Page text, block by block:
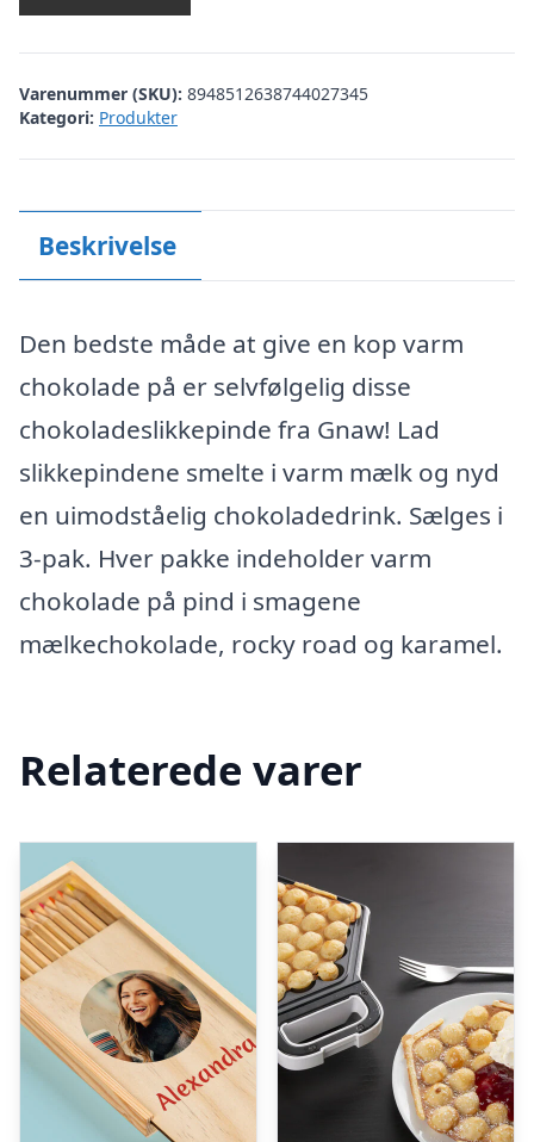
Varenummer (SKU): 8948512638744027345
Kategori: Produkter
Beskrivelse
Den bedste måde at give en kop varm
chokolade på er selvfølgelig disse
chokoladeslikkepinde fra Gnaw! Lad
slikkepindene smelte i varm mælk og nyd
en uimodståelig chokoladedrink. Sælges i
3-pak. Hver pakke indeholder varm
chokolade på pind i smagene
mælkechokolade, rocky road og karamel.
Relaterede varer